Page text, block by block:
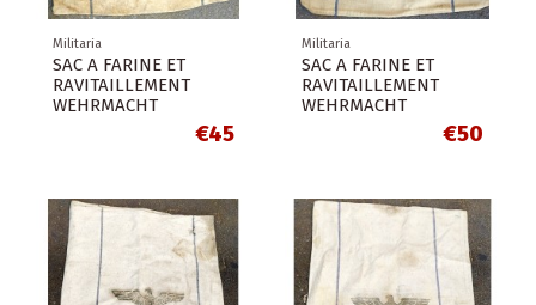
Militaria
SAC A FARINE ET
RAVITAILLEMENT
WEHRMACHT
€45
Militaria
SAC A FARINE ET
RAVITAILLEMENT
WEHRMACHT
€50